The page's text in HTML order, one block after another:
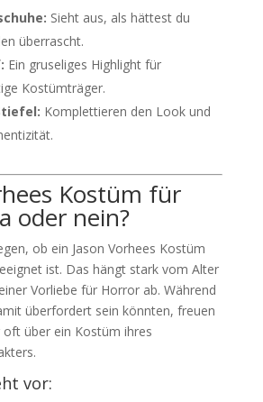
Sieht aus, als hättest du
überrascht.
Ein gruseliges Highlight für
Kostümträger.
Komplettieren den Look und
Kostüm für
oder nein?
ob ein Jason Vorhees Kostüm
ist. Das hängt stark vom Alter
Vorliebe für Horror ab. Während
überfordert sein könnten, freuen
oft über ein Kostüm ihres
vor: